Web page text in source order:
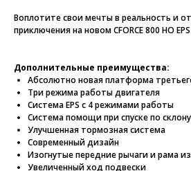
Воплотите свои мечты в реальность и
приключения на новом CFORCE 800 HO EPS
Дополнительные преимущества:
Абсолютно новая платформа
Три режима работы двигателя
Система EPS с 4 режимами работы
Система помощи при спуске по склону
Улучшенная тормозная система
Современный дизайн
Изогнутые передние рычаги и рама
Увеличенный ход подвески